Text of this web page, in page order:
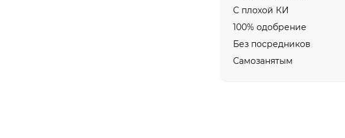
С плохой КИ
100% одобрение
Без посредников
Самозанятым